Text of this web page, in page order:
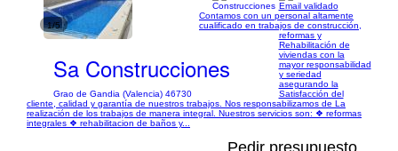
1/5
Sa Construcciones
Grao de Gandia (Valencia) 46730
Email validado
Contamos con un personal altamente
cualificado en trabajos de construcción,
reformas y
Rehabilitación de
viviendas con la
mayor responsabilidad
y seriedad
asegurando la
Satisfacción del
cliente, calidad y garantía de nuestros trabajos. Nos responsabilizamos de La
realización de los trabajos de manera integral. Nuestros servicios son: ❖ reformas
integrales ❖ rehabilitacion de baños y...
Pedir presupuesto